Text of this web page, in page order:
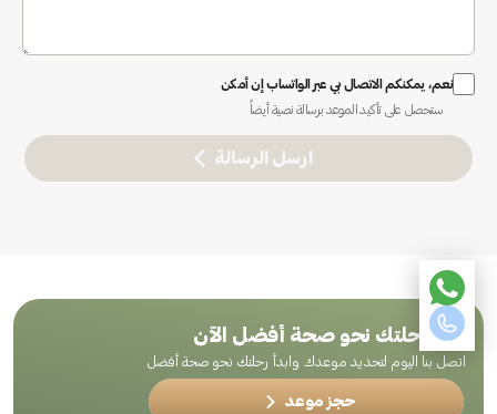
نعم، يمكنكم الاتصال بي عبر الواتساب إن أمكن
ستحصل على تأكيد الموعد برسالة نصية أيضاً
ارسل الرسالة
ابدأ رحلتك نحو صحة أفضل الآن
اتصل بنا اليوم لتحديد موعدك وابدأ رحلتك نحو صحة أفضل
حجز موعد